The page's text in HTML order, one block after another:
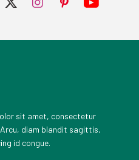
sit amet, consectetur
diam blandit sagittis,
id congue.